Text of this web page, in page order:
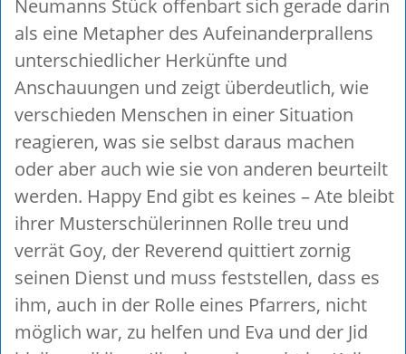
Neumanns Stück offenbart sich gerade darin
als eine Metapher des Aufeinanderprallens
unterschiedlicher Herkünfte und
Anschauungen und zeigt überdeutlich, wie
verschieden Menschen in einer Situation
reagieren, was sie selbst daraus machen
oder aber auch wie sie von anderen beurteilt
werden. Happy End gibt es keines – Ate bleibt
ihrer Musterschülerinnen Rolle treu und
verrät Goy, der Reverend quittiert zornig
seinen Dienst und muss feststellen, dass es
ihm, auch in der Rolle eines Pfarrers, nicht
möglich war, zu helfen und Eva und der Jid